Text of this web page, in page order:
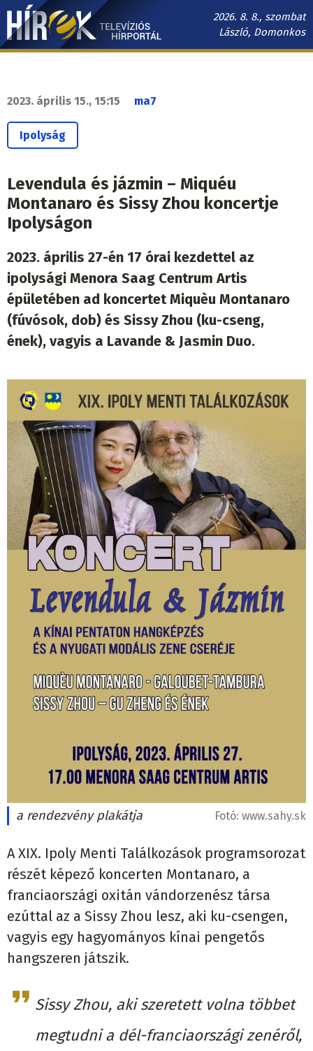
Ugrás
tartalomra
2026. 8. 8., szombat
László, Domonkos
Hírek.sk
navigáció
2023. április 15., 15:15 ma7
Ipolyság
Levendula és jázmin – Miquéu
Montanaro és Sissy Zhou koncertje
Ipolyságon
2023. április 27-én 17 órai kezdettel az
ipolysági Menora Saag Centrum Artis
épületében ad koncertet Miquèu Montanaro
(fúvósok, dob) és Sissy Zhou (ku-cseng,
ének), vagyis a Lavande & Jasmin Duo.
a rendezvény plakátja Fotó: www.sahy.sk
A XIX. Ipoly Menti Találkozások programsorozat
részét képező koncerten Montanaro, a
franciaországi oxitán vándorzenész társa
ezúttal az a Sissy Zhou lesz, aki ku-csengen,
vagyis egy hagyományos kínai pengetős
hangszeren játszik.
Sissy Zhou, aki szeretett volna többet
megtudni a dél-franciaországi zenéről,